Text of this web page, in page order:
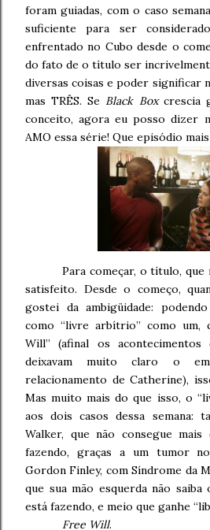
foram guiadas, com o caso
suficiente para ser
enfrentado no Cubo desde o
do fato de o título ser
diversas coisas e poder significar
mas TRÊS. Se Black Boxcrescia
conceito, agora eu posso dizer
AMO essa série! Que episódio
Para começar, o título, que
satisfeito. Desde o começo,
gostei da ambigüidade:
como “livre arbítrio” como um,
Will” (afinal os acontecimentos
deixavam muito claro o
relacionamento de Catherine),
Mas muito mais do que isso, o
aos dois casos dessa semana:
Walker, que não consegue
fazendo, graças a um tumor
Gordon Finley, com Síndrome da
que sua mão esquerda não
está fazendo, e meio que ganhe
Free Will.